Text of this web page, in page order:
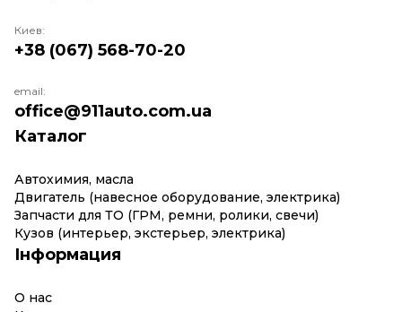
Каталог
Автохимия, масла
Двигатель (навесное оборудование, электрика)
Запчасти для ТО (ГРМ, ремни, ролики, свечи)
Кузов (интерьер, экстерьер, электрика)
Інформация
О нас
Киев:
+38 (067) 568-70-20
email:
office@911auto.com.ua